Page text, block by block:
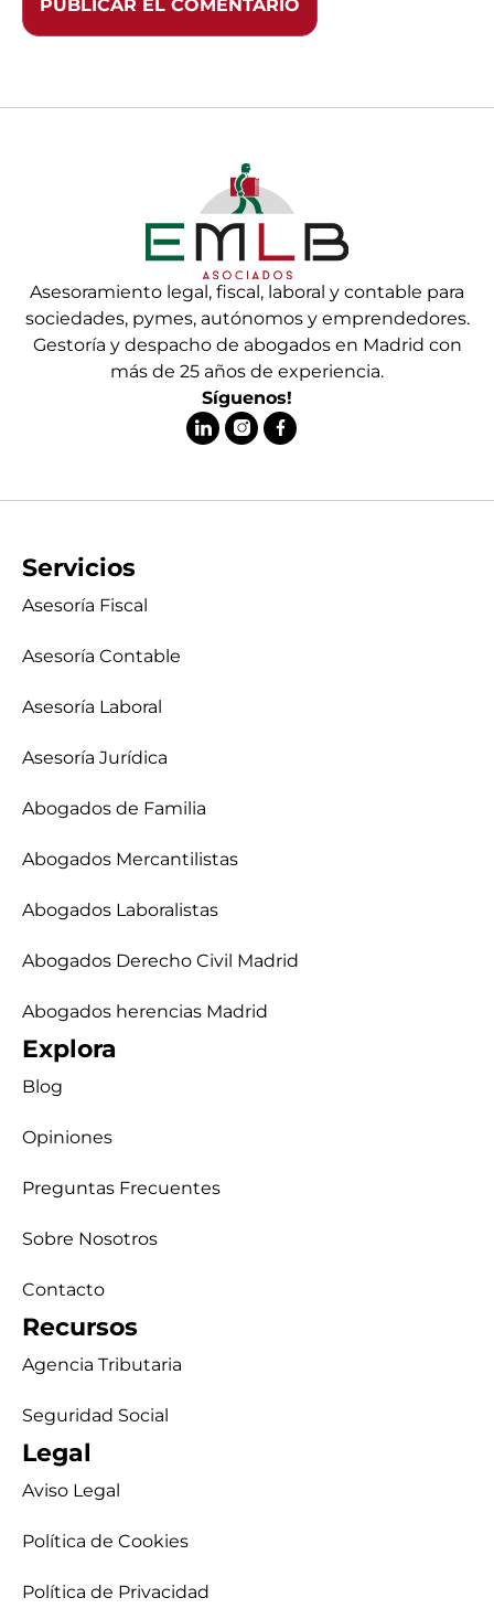
Asesoramiento legal, fiscal, laboral y contable para
sociedades, pymes, autónomos y emprendedores.
Gestoría y despacho de abogados en Madrid con
más de 25 años de experiencia.
Síguenos!
Servicios
Asesoría Fiscal
Asesoría Contable
Asesoría Laboral
Asesoría Jurídica
Abogados de Familia
Abogados Mercantilistas
Abogados Laboralistas
Abogados Derecho Civil Madrid
Abogados herencias Madrid
Explora
Blog
Opiniones
Preguntas Frecuentes
Sobre Nosotros
Contacto
Recursos
Agencia Tributaria
Seguridad Social
Legal
Aviso Legal
Política de Cookies
Política de Privacidad